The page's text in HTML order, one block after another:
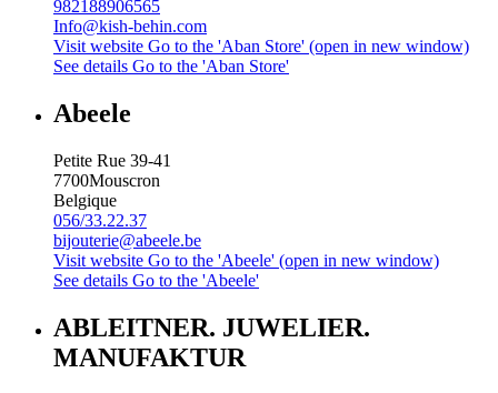
982188906565
Info@kish-behin.com
Visit website Go to the 'Aban Store' (open in new window)
See details Go to the 'Aban Store'
Abeele
Petite Rue 39-41
7700Mouscron
Belgique
056/33.22.37
bijouterie@abeele.be
Visit website Go to the 'Abeele' (open in new window)
See details Go to the 'Abeele'
ABLEITNER. JUWELIER.
MANUFAKTUR